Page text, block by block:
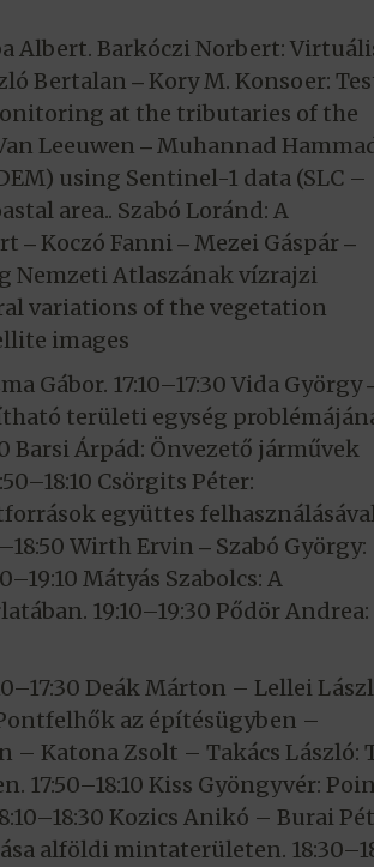
Albert. Barkóczi Norbert:
Bertalan ‒ Kory M. Konsoer:
at the tributaries of the
Leeuwen ‒ Muhannad
using Sentinel-1 data (SLC –
area.. Szabó Loránd: A
Koczó Fanni ‒ Mezei Gáspár ‒
Nemzeti Atlaszának vízrajzi
variations of the vegetation
images
Gábor. 17:10–17:30 Vida György
területi egység
Barsi Árpád: Önvezető járművek
Csörgits Péter:
együttes
Wirth Ervin ‒ Szabó György:
Mátyás Szabolcs: A
19:10–19:30 Pődör Andrea:
Deák Márton – Lellei
az építésügyben –
– Katona Zsolt – Takács László:
17:50–18:10 Kiss Gyöngyvér:
Kozics Anikó – Burai
alföldi mintaterületen.